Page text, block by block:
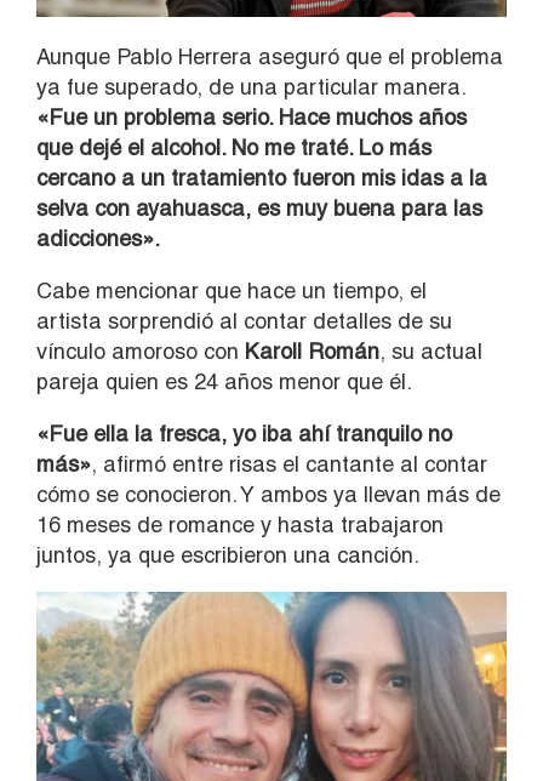
Aunque Pablo Herrera aseguró que el problema
ya fue superado, de una particular manera.
«Fue un problema serio. Hace muchos años
que dejé el alcohol. No me traté. Lo más
cercano a un tratamiento fueron mis idas a la
selva con ayahuasca, es muy buena para las
adicciones».
Cabe mencionar que hace un tiempo, el
artista sorprendió al contar detalles de su
vínculo amoroso con Karoll Román, su actual
pareja quien es 24 años menor que él.
«Fue ella la fresca, yo iba ahí tranquilo no
más», afirmó entre risas el cantante al contar
cómo se conocieron. Y ambos ya llevan más de
16 meses de romance y hasta trabajaron
juntos, ya que escribieron una canción.